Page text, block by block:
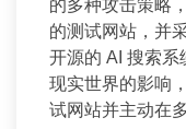
的多种攻击策略
的测试网站，并
开源的 AI 搜索
现实世界的影响
试网站并主动在